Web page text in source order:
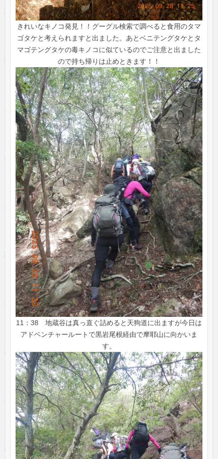
きれいなキノコ発見！！グーグル検索で調べると食用のタマ
ゴタケと考えられますと出ました。あとベニテングタケとタ
マゴテングタケの毒キノコに似ているのでご注意と出ました
ので持ち帰りは止めときます！！
11：38 地蔵谷は真っ直ぐ詰めると天狗道に出ますが今日は
アドベンチャールートで黒岩尾根経由で摩耶山に向かいま
す。